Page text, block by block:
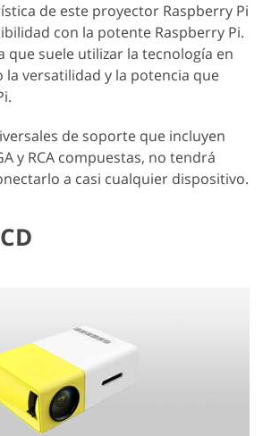
de este proyector Raspberry Pi
con la potente Raspberry Pi.
que suele utilizar la tecnología en
la versatilidad y la potencia que
de soporte que incluyen
y RCA compuestas, no tendrá
a casi cualquier dispositivo.